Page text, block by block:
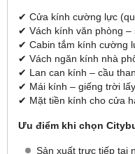
✔ Cửa kính cường lực
✔ Vách kính văn phòng –
✔ Cabin tắm kính cường
✔ Vách ngăn kính nhà
✔ Lan can kính – cầu
✔ Mái kính – giếng trời
✔ Mặt tiền kính cho cửa
Ưu điểm khi chọn
Sản xuất trực tiếp tại